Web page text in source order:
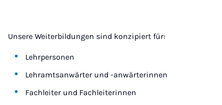
Unsere Weiterbildungen sind konzipiert für:
Lehrpersonen
Lehramtsanwärter und -anwärterinnen
Fachleiter und Fachleiterinnen